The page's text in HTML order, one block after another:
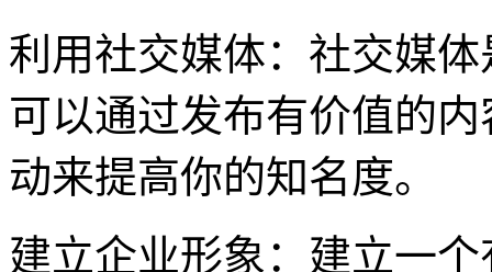
利用社交媒体：社交媒
可以通过发布有价值的
动来提高你的知名度。
建立企业形象：建立一